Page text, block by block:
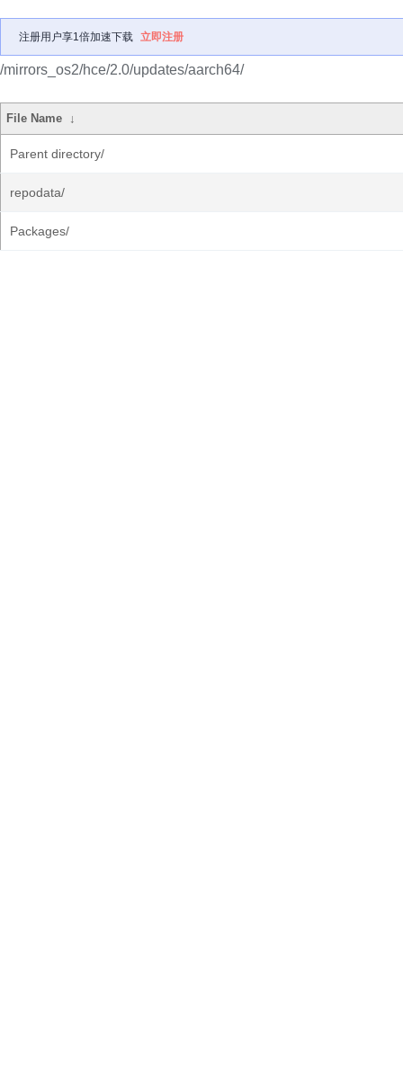
注册用户享1倍加速下载 立即注册
/mirrors_os2/hce/2.0/updates/aarch64/
File Name ↓
Parent directory/
repodata/
Packages/